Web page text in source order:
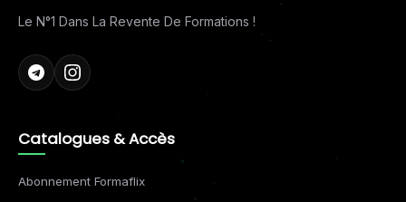
Le N°1 Dans La Revente De Formations !
Catalogues & Accès
Abonnement Formaflix